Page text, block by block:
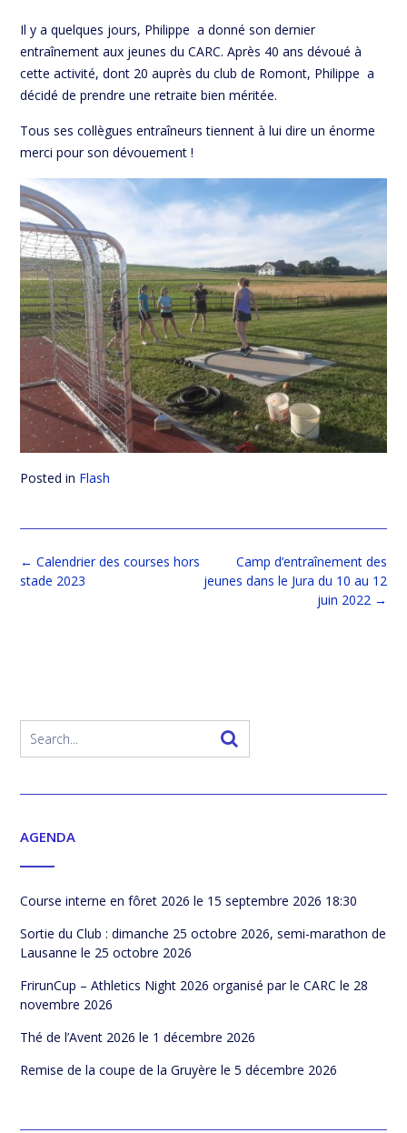
Il y a quelques jours, Philippe a donné son dernier
entraînement aux jeunes du CARC. Après 40 ans dévoué à
cette activité, dont 20 auprès du club de Romont, Philippe a
décidé de prendre une retraite bien méritée.
Tous ses collègues entraîneurs tiennent à lui dire un énorme
merci pour son dévouement !
Posted in Flash
Post
navigation
Camp d’entraînement des
jeunes dans le Jura du 10 au 12
juin 2022 →
← Calendrier des courses hors
stade 2023
AGENDA
Course interne en fôret 2026 le 15 septembre 2026 18:30
Sortie du Club : dimanche 25 octobre 2026, semi-marathon de
Lausanne le 25 octobre 2026
FrirunCup – Athletics Night 2026 organisé par le CARC le 28
novembre 2026
Thé de l’Avent 2026 le 1 décembre 2026
Remise de la coupe de la Gruyère le 5 décembre 2026